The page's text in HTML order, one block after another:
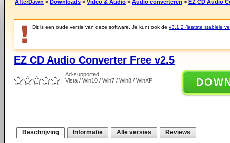
AfterDawn > Downloads > Video & Audio > Audio converteren > EZ CD Audio
Dit is een oude versie van deze software. Je kunt ook de v3.1.2 (laatste stabiele
EZ CD Audio Converter Free v2.5
Ad-supported
Vista / Win10 / Win7 / Win8 / WinXP
Beschrijving Informatie Alle versies Reviews